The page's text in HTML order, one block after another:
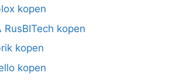
kopen
RusBITech kopen
kopen
kopen